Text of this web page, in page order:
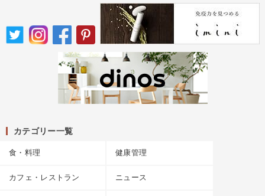
カテゴリー一覧
食・料理 健康管理
カフェ・レストラン ニュース